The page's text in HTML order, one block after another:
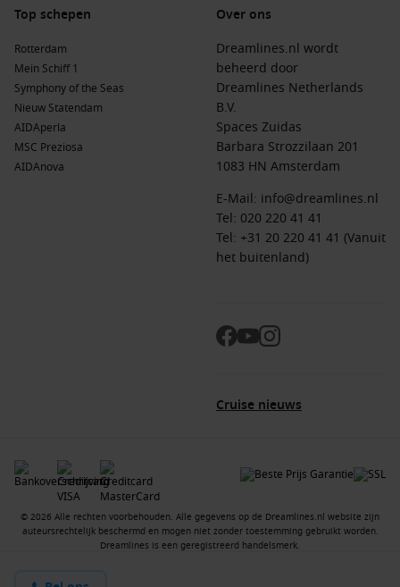
Top schepen
Rotterdam
Mein Schiff 1
Symphony of the Seas
Nieuw Statendam
AIDAperla
MSC Preziosa
AIDAnova
Over ons
Dreamlines.nl wordt
beheerd door
Dreamlines Netherlands
B.V.
Spaces Zuidas
Barbara Strozzilaan 201
1083 HN Amsterdam
E-Mail: info@dreamlines.nl
Tel: 020 220 41 41
Tel: +31 20 220 41 41 (Vanuit
het buitenland)
Cruise nieuws
© 2026 Alle rechten voorbehouden. Alle gegevens op de Dreamlines.nl website zijn
auteursrechtelijk beschermd en mogen niet zonder toestemming gebruikt worden.
Dreamlines is een geregistreerd handelsmerk.